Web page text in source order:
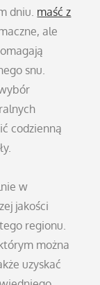
dniu. maść z
ale
snu.
codzienną
w
jakości
regionu.
można
uzyskać